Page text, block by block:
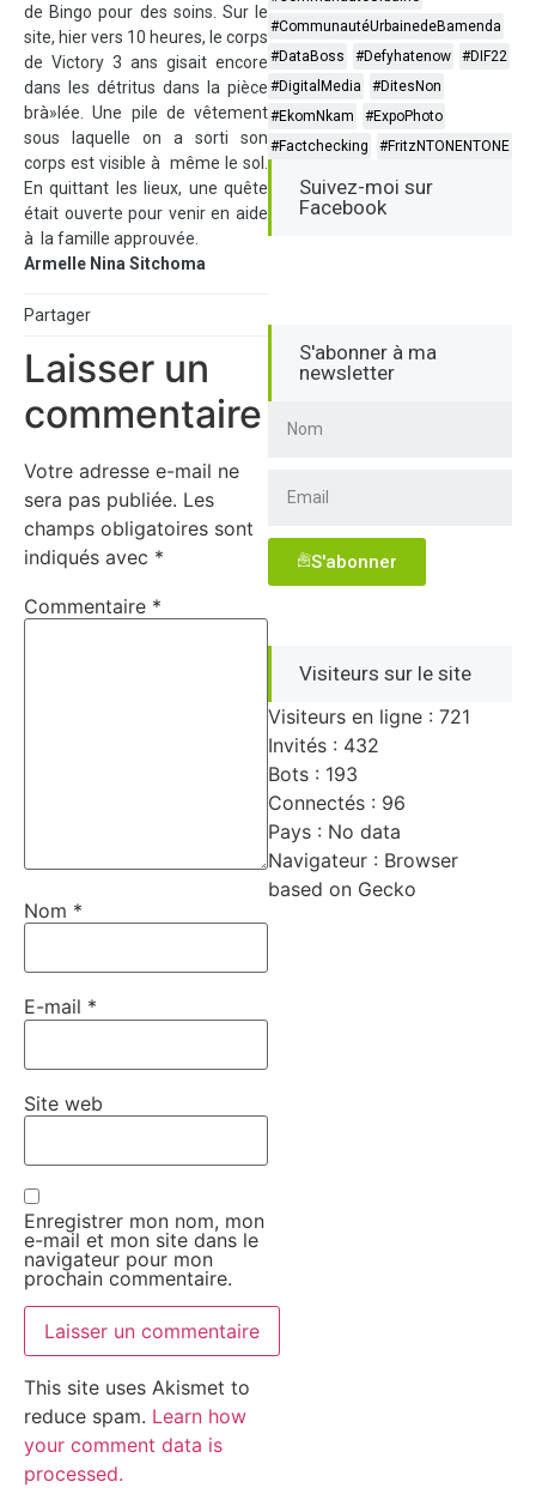
de Bingo pour des soins. Sur le
site, hier vers 10 heures, le corps
de Victory 3 ans gisait encore
dans les détritus dans la pièce
brà»lée. Une pile de vêtement
sous laquelle on a sorti son
corps est visible à même le sol.
En quittant les lieux, une quête
était ouverte pour venir en aide
à la famille approuvée.
Armelle Nina Sitchoma
Partager
Laisser un
commentaire
Votre adresse e-mail ne
sera pas publiée. Les
champs obligatoires sont
indiqués avec *
Commentaire *
Nom *
E-mail *
Site web
Enregistrer mon nom, mon
e-mail et mon site dans le
navigateur pour mon
prochain commentaire.
This site uses Akismet to
reduce spam. Learn how
your comment data is
processed.
#CommunautéUrbainedeBamenda
#DataBoss
#Defyhatenow
#DIF22
#DigitalMedia
#DitesNon
#EkomNkam
#ExpoPhoto
#Factchecking
#FritzNTONENTONE
Suivez-moi sur
Facebook
S'abonner à ma
newsletter
S'abonner
Visiteurs sur le site
Visiteurs en ligne : 721
Invités : 432
Bots : 193
Connectés : 96
Pays : No data
Navigateur : Browser
based on Gecko